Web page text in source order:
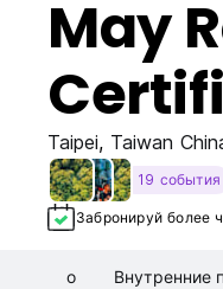
May
Taipei, Taiwan
19 события
Забронируй более
о Внутренние